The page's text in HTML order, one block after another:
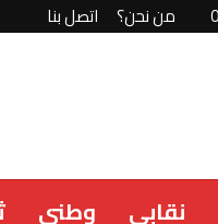
من نحن؟ اتصل بنا
نقابي وطني